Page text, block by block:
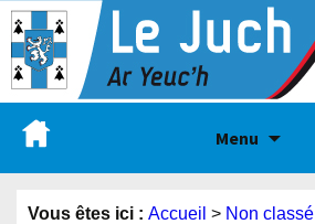
Menu
Vous êtes ici : Accueil > Non classé